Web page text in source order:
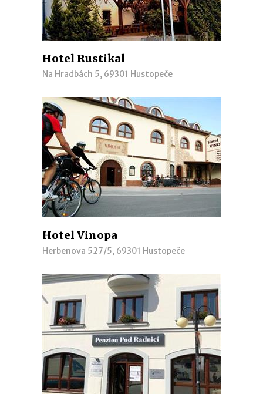
Hotel Rustikal
Na Hradbách 5, 69301 Hustopeče
Hotel Vinopa
Herbenova 527/5, 69301 Hustopeče